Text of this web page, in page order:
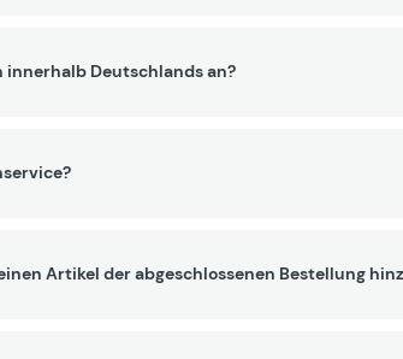
innerhalb Deutschlands an?
Artikel der abgeschlossenen Bestellung